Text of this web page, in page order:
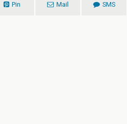
Pin Mail SMS